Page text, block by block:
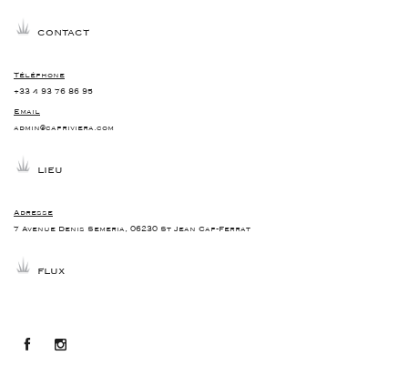
CONTACT
Téléphone
+33 4 93 76 86 95
Email
admin@capriviera.com
LIEU
Adresse
7 Avenue Denis Semeria, 06230 St Jean Cap-Ferrat
FLUX